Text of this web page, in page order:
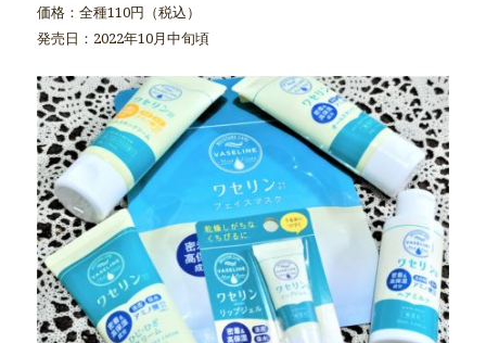
価格：全種110円（税込）
発売日：2022年10月中旬頃